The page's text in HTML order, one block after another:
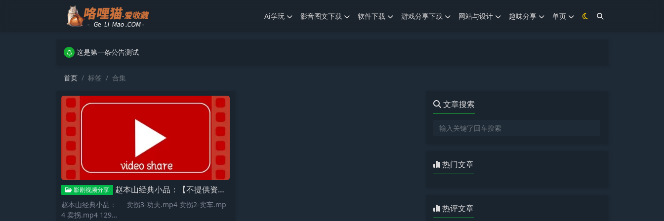
Ai学玩 影音图文下载 软件下载 游戏分享下载 网站与设计 趣味分享
单页
这是第一条公告测试
这是第一条公告测试
首页 标签 合集
影剧视频分享 赵本山经典小品：【不提供资源】大家支出正版网站
赵本山经典小品： 卖拐3-功夫.mp4 卖拐2-卖车.mp
4 卖拐.mp4 129…
文章搜索
热门文章
热评文章